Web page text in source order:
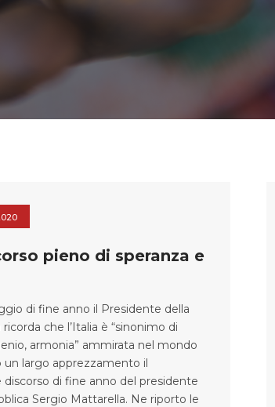
pieno di speranza e
di fine anno il Presidente della
che l’Italia è “sinonimo di
armonia” ammirata nel mondo
un largo apprezzamento il
discorso di fine anno del presidente
Sergio Mattarella. Ne riporto le